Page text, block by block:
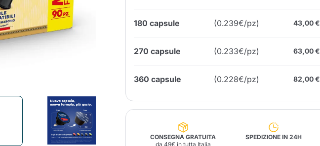
Pop Caffè
Galup
Strega
Alberti
Quattrociocchi Cioccafè Fonte
Lavazza Firma
Nespresso
Illy Iperespresso
Maracatu Accessori
artigianali
Profumi Ambiente
Fonte – Handcrafted
180 capsule (0.239€/pz) 43,00 €
270 capsule (0.233€/pz) 63,00 €
360 capsule (0.228€/pz) 82,00 €
CONSEGNA GRATUITA
da 49€ in tutta Italia
SPEDIZIONE IN 24H